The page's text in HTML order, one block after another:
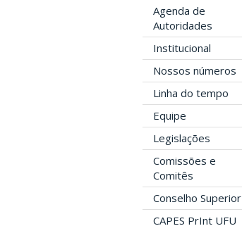
Agenda de
Autoridades
Institucional
Nossos números
Linha do tempo
Equipe
Legislações
Comissões e
Comitês
Conselho Superior
CAPES PrInt UFU